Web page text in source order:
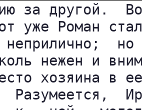
за другой.
уже Роман
неприлично;
нежен и
хозяина в
Разумеется,